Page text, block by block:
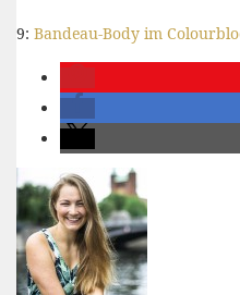
9: Bandeau-Body im